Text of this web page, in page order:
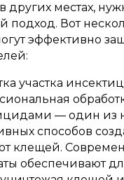
других местах,
подход. Вот
эффективно
участка
— один из
способов
клещей.
обеспечивают